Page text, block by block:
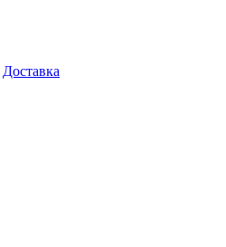
Доставка